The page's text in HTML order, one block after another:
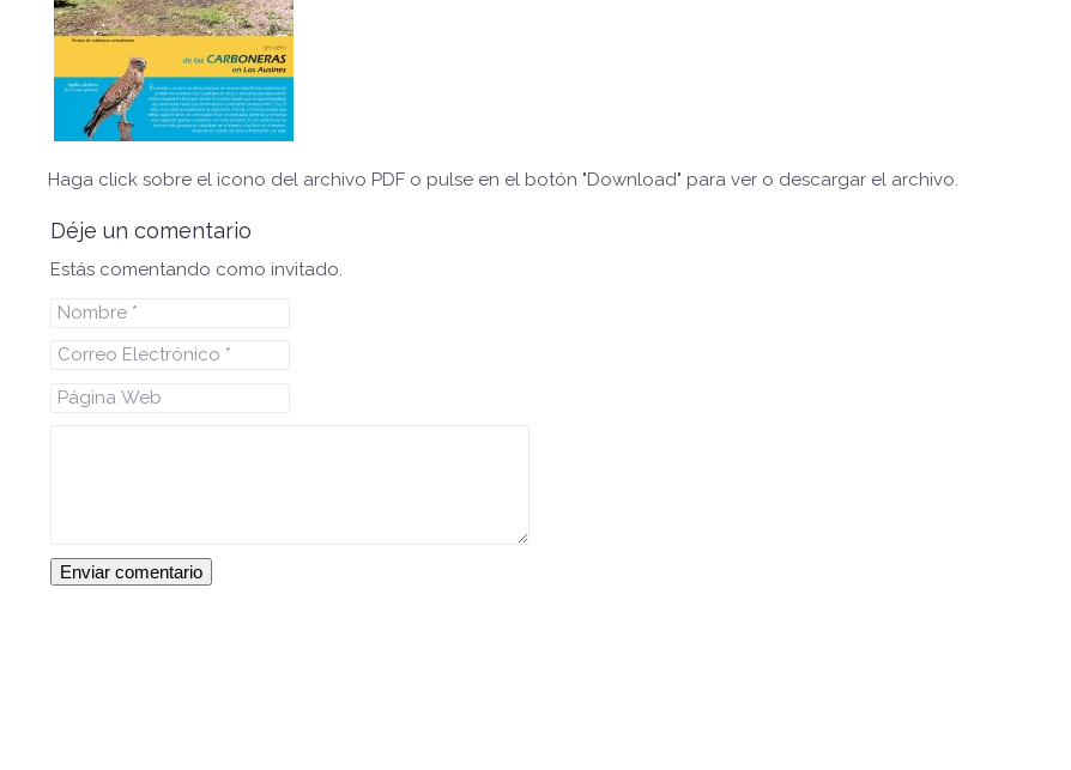
Haga click sobre el icono del archivo PDF o pulse en el botón "Download" para ver o descargar el archivo.
Déje un comentario
Estás comentando como invitado.